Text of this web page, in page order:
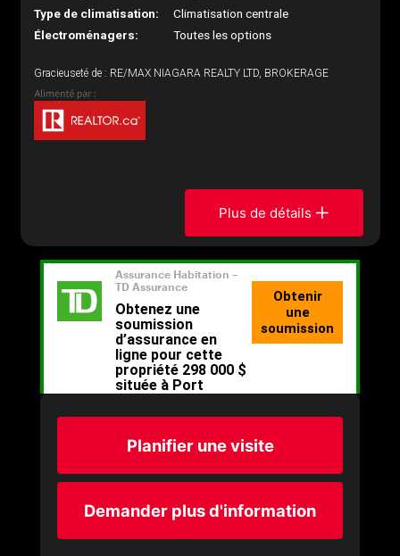
Type de climatisation:
Climatisation centrale
Électroménagers:
Toutes les options
Gracieuseté de : RE/MAX NIAGARA REALTY LTD, BROKERAGE
Plus de détails
Planifier une visite
Demander plus d'information